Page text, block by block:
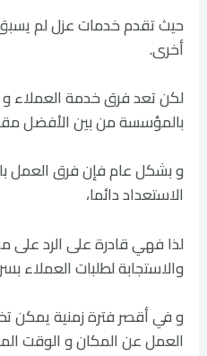
حيث تقدم خدمات عزل لم
أخرى.
لكن تعد فرق خدمة العملاء
بالمؤسسة من بين الأفضل
و بشكل عام فإن فرق العمل
الاستعداد دائما،
لذا فهي قادرة على الرد على
والاستجابة لطلبات العملاء
و في أقصر فترة زمنية يمكن
العمل عن المكان و الوقت